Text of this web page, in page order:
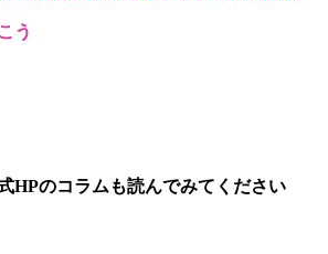
う
HPのコラムも読んでみてください